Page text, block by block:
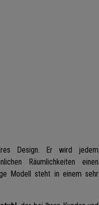
Design. Er wird jedem
Räumlichkeiten einen
Modell steht in einem sehr